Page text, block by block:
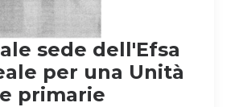
sede dell'Efsa
per una Unità
primarie